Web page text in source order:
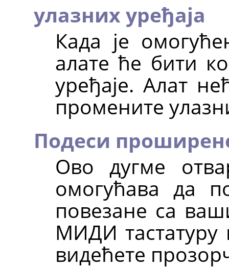
улазних уређаја
Када је
алате ће бити
уређаје. Алат
промените
Подеси
Ово дугме
омогућава да
повезане са
МИДИ тастатуру
видећете